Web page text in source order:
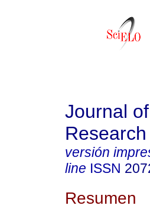
Journal
versión
line ISSN
Resumen